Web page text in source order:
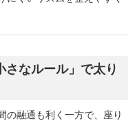
さなルール」で太り
の融通も利く一方で、座り